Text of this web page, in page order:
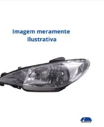
Orgus
Produto compatível com:
Principal
Pesado Direito Volvo